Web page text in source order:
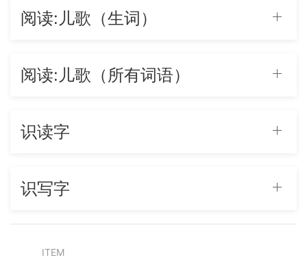
阅读:儿歌（生词）
阅读:儿歌（所有词语）
识读字
识写字
ITEM